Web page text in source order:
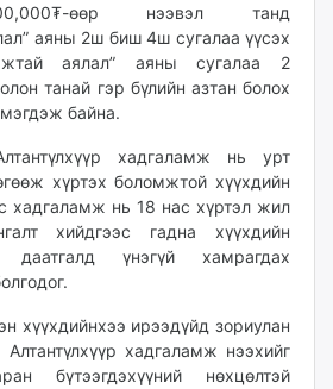
өөр нээвэл танд
аяны 2ш биш 4ш сугалаа үүсэх
аялал” аяны сугалаа 2
танай гэр бүлийн азтан болох
байна.
хадгаламж нь урт
хүртэх боломжтой хүүхдийн
хадгаламж нь 18 нас хүртэл жил
хийдгээс гадна хүүхдийн
даатгалд үнэгүй хамрагдах
хүүхдийнхээ ирээдүйд зориулан
хадгаламж нээхийг
бүтээгдэхүүний нөхцөлтэй